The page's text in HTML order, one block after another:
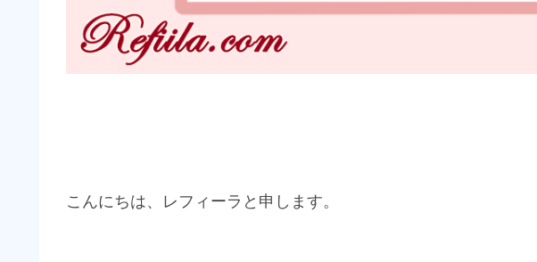
こんにちは、レフィーラと申します。